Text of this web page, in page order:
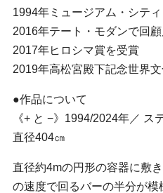
1994年ミュージアム・シテ
2016年テート・モダンで回顧
2017年ヒロシマ賞を受賞
2019年高松宮殿下記念世界
●作品について
《+ と −》1994/2024年／ ス
直径404㎝
直径約4mの円形の容器に敷
の速度で回るバーの半分が模